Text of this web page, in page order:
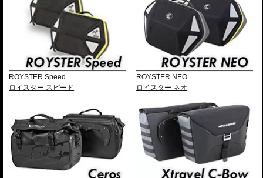
ROYSTER Speed
ロイスター スピード
ROYSTER NEO
ロイスター ネオ